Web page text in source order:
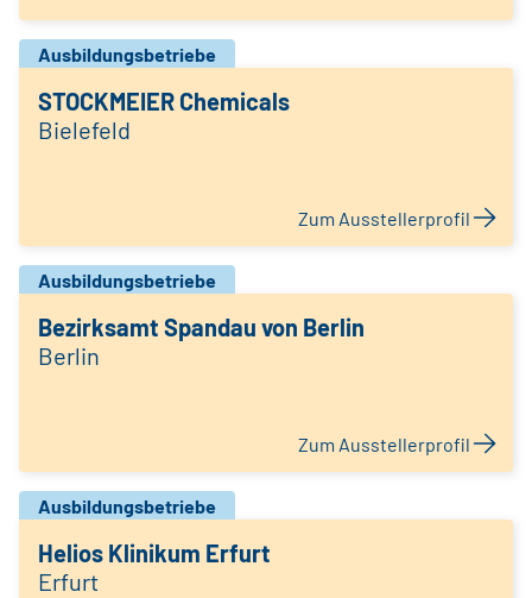
Ausbildungsbetriebe
STOCKMEIER Chemicals
Bielefeld
Zum Ausstellerprofil
Ausbildungsbetriebe
Bezirksamt Spandau von Berlin
Berlin
Zum Ausstellerprofil
Ausbildungsbetriebe
Helios Klinikum Erfurt
Erfurt